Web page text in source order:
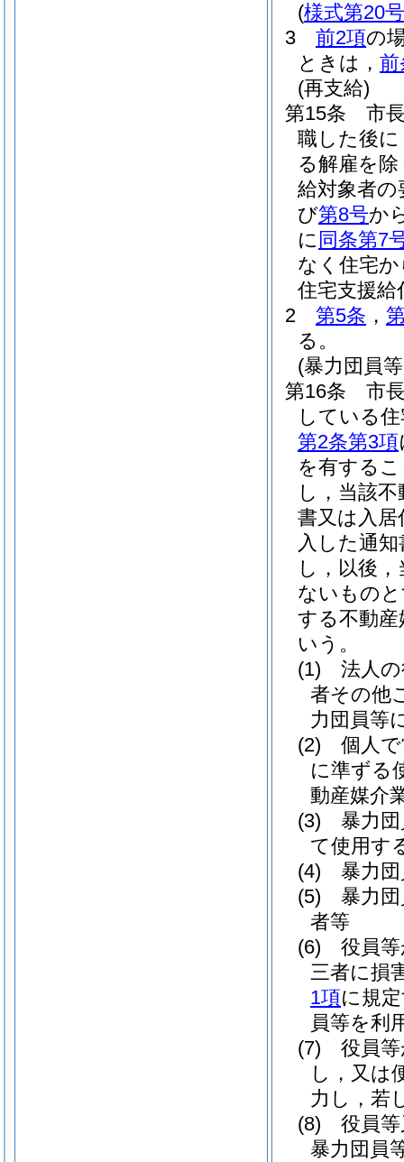
(様式第20号
3
前2項の
ときは， 前
(再支給)
第15条
市
職した後
る解雇を除
給対象者
び第8号か
に 同条第7
なく住宅
住宅支援
2
第5条 ，
る。
(暴力団員
第16条
市
している
第2条第3項
を有する
し，当該
書又は入居
入した通
し，以後
ないもの
する不動
いう。
(1)
法人
者その他
力団員等
(2)
個人
に準ずる
動産媒介
(3)
暴力
て使用す
(4)
暴力
(5)
暴力
者等
(6)
役員
三者に損
1項に規
員等を利
(7)
役員
し，又は
力し，若
(8)
役員
暴力団員